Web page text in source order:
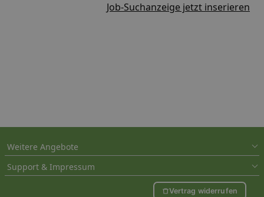
Job-Suchanzeige jetzt inserieren
Weitere Angebote
Support & Impressum
Vertrag widerrufen